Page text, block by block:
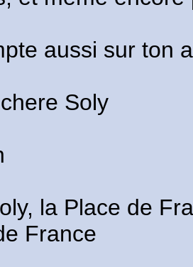
aussi sur ton
Soly
la Place de
France